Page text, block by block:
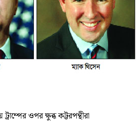
ওপর ক্ষুব্ধ কট্টরপন্থীরা